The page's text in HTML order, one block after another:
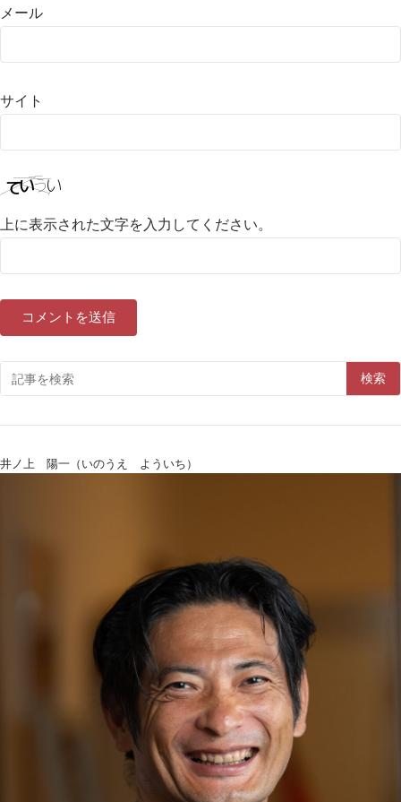
メール
サイト
上に表示された文字を入力してください。
検索
井ノ上 陽一（いのうえ よういち）